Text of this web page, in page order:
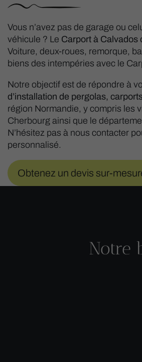
Vous n’avez pas de garage ou
véhicule ? Le Carport à Calvados
Voiture, deux-roues, remorque,
biens des intempéries avec le
Notre objectif est de répondre à
d’installation de pergolas,
région Normandie, y compris les
Cherbourg ainsi que le
N’hésitez pas à nous contacter
personnalisé.
Obtenez un devis sur-
Notre